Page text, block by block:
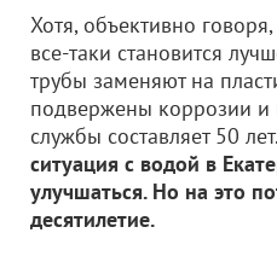
Хотя, объективно
все-таки становится
трубы заменяют на
подвержены коррозии и
службы составляет 50 лет.
ситуация с водой в
улучшаться. Но на это
десятилетие.